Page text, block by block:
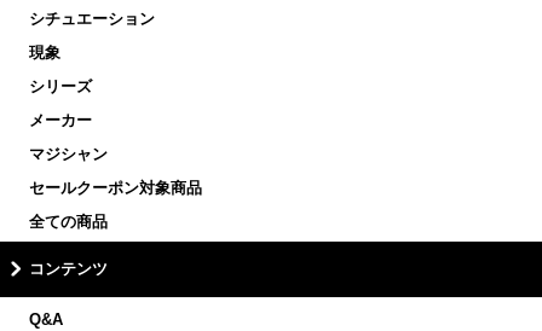
シチュエーション
現象
シリーズ
メーカー
マジシャン
セールクーポン対象商品
全ての商品
コンテンツ
Q&A